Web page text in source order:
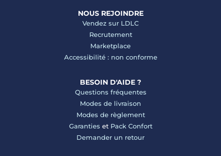
NOUS REJOINDRE
Vendez sur LDLC
Recrutement
Marketplace
Accessibilité : non conforme
BESOIN D'AIDE ?
Questions fréquentes
Modes de livraison
Modes de règlement
Garanties et Pack Confort
Demander un retour